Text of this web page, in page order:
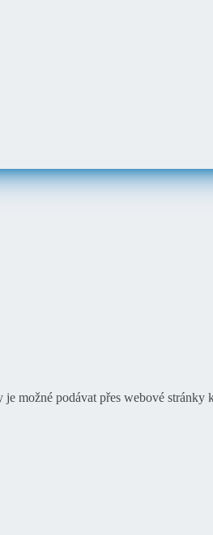
je možné podávat přes webové stránky